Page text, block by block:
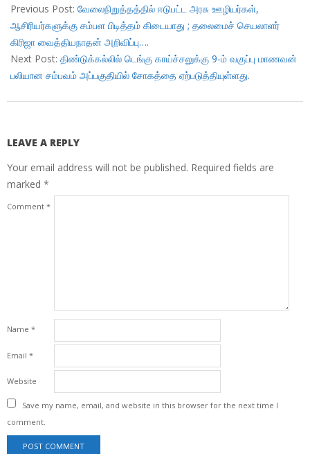
09-
28
Previous Post: வேலைநிறுத்தத்தில் ஈடுபட்ட அரசு ஊழியர்கள்,
ஆசிரியர்களுக்கு சம்பள பிடித்தம் கிடையாது ; தலைமைச் செயலாளர்
கிரிஜா வைத்தியநாதன் அறிவிப்பு….
Next Post: திண்டுக்கல்லில் டெங்கு காய்ச்சலுக்கு 9-ம் வகுப்பு மாணவன்
பலியான சம்பவம் அப்பகுதியில் சோகத்தை ஏற்படுத்தியுள்ளது.
LEAVE A REPLY
Your email address will not be published. Required fields are
marked *
Comment *
Name *
Email *
Website
Save my name, email, and website in this browser for the next time I
comment.